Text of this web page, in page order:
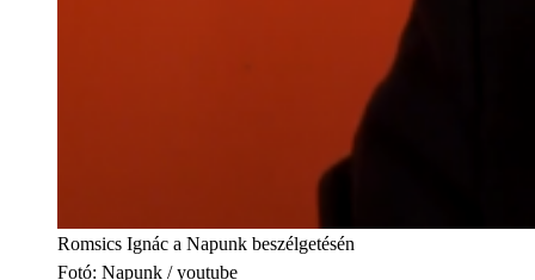
Romsics Ignác a Napunk beszélgetésén
Fotó: Napunk / youtube